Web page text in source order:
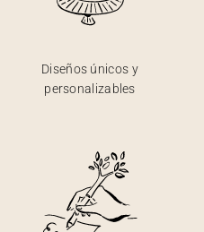
Diseños únicos y
personalizables